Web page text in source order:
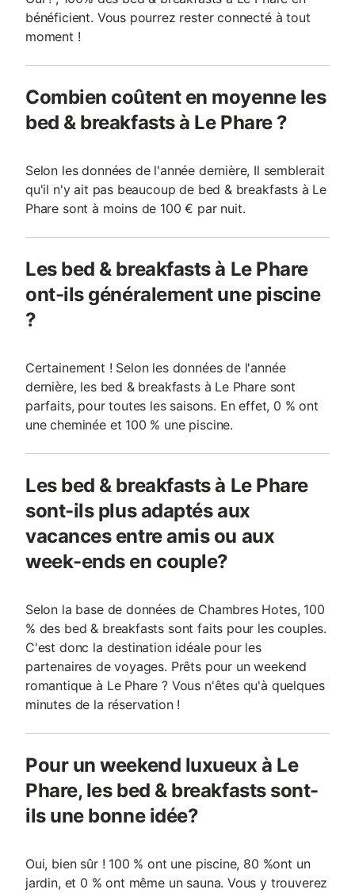
bénéficient. Vous pourrez rester connecté à tout
moment !
Combien coûtent en moyenne les
bed & breakfasts à Le Phare ?
Selon les données de l'année dernière, Il semblerait
qu'il n'y ait pas beaucoup de bed & breakfasts à Le
Phare sont à moins de 100 € par nuit.
Les bed & breakfasts à Le Phare
ont-ils généralement une piscine
?
Certainement ! Selon les données de l'année
dernière, les bed & breakfasts à Le Phare sont
parfaits, pour toutes les saisons. En effet, 0 % ont
une cheminée et 100 % une piscine.
Les bed & breakfasts à Le Phare
sont-ils plus adaptés aux
vacances entre amis ou aux
week-ends en couple?
Selon la base de données de Chambres Hotes, 100
% des bed & breakfasts sont faits pour les couples.
C'est donc la destination idéale pour les
partenaires de voyages. Prêts pour un weekend
romantique à Le Phare ? Vous n'êtes qu'à quelques
minutes de la réservation !
Pour un weekend luxueux à Le
Phare, les bed & breakfasts sont-
ils une bonne idée?
Oui, bien sûr ! 100 % ont une piscine, 80 %ont un
jardin, et 0 % ont même un sauna. Vous y trouverez